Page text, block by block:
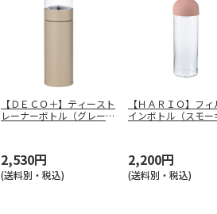
【ＤＥＣＯ＋】ティースト
レーナーボトル（グレージ
2,530円
(送料別・税込)
【ＨＡＲＩＯ】フ
インボトル（スモー
2,200円
(送料別・税込)